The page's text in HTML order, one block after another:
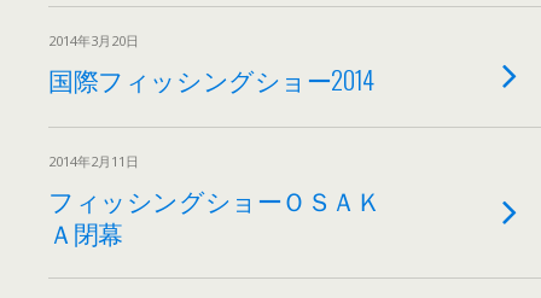
2014年3月20日
国際フィッシングショー2014
2014年2月11日
フィッシングショーＯＳＡＫ
Ａ閉幕